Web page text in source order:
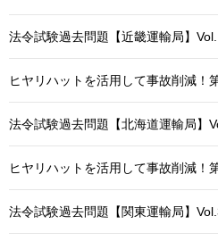
法令試験過去問題【近畿運輸局】
ヒヤリハットを活用して事故削減！
法令試験過去問題【北海道運輸局】
ヒヤリハットを活用して事故削減！
法令試験過去問題【関東運輸局】